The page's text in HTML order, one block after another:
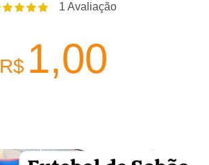
1 Avaliação
R$ 1,00